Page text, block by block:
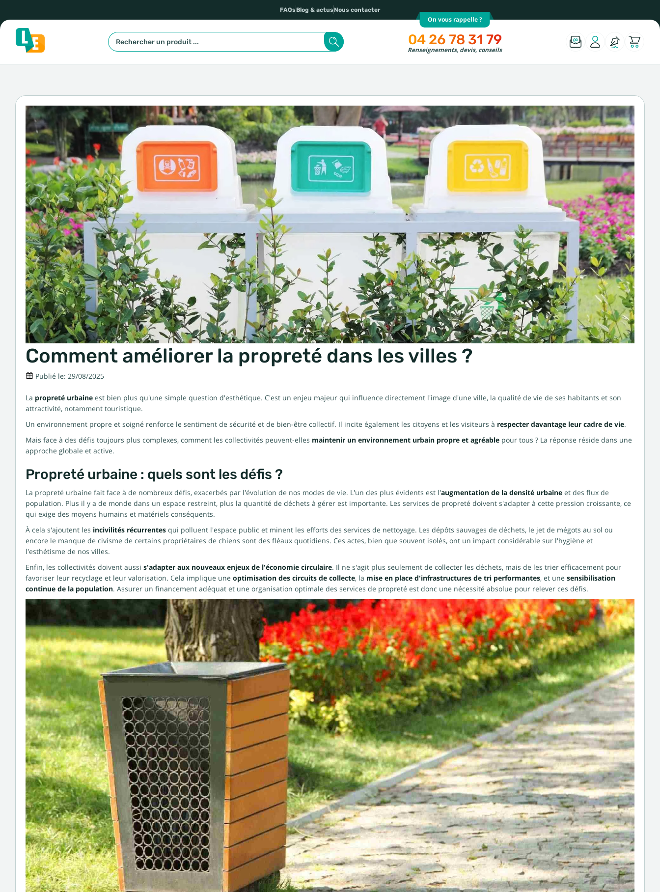
FAQsBlog & actusNous contacter
On vous rappelle ?
04 26 78 31 79
Renseignements, devis, conseils
Comment améliorer la propreté dans les villes ?
Publié le: 29/08/2025
La propreté urbaine est bien plus qu'une simple question d'esthétique. C'est un enjeu majeur qui influence directement l'image d'une ville, la qualité de vie de ses habitants et son
attractivité, notamment touristique.
Un environnement propre et soigné renforce le sentiment de sécurité et de bien-être collectif. Il incite également les citoyens et les visiteurs à respecter davantage leur cadre de vie.
Mais face à des défis toujours plus complexes, comment les collectivités peuvent-elles maintenir un environnement urbain propre et agréable pour tous ? La réponse réside dans une
approche globale et active.
Propreté urbaine : quels sont les défis ?
La propreté urbaine fait face à de nombreux défis, exacerbés par l'évolution de nos modes de vie. L'un des plus évidents est l'augmentation de la densité urbaine et des flux de
population. Plus il y a de monde dans un espace restreint, plus la quantité de déchets à gérer est importante. Les services de propreté doivent s'adapter à cette pression croissante, ce
qui exige des moyens humains et matériels conséquents.
À cela s'ajoutent les incivilités récurrentes qui polluent l'espace public et minent les efforts des services de nettoyage. Les dépôts sauvages de déchets, le jet de mégots au sol ou
encore le manque de civisme de certains propriétaires de chiens sont des fléaux quotidiens. Ces actes, bien que souvent isolés, ont un impact considérable sur l'hygiène et
l'esthétisme de nos villes.
Enfin, les collectivités doivent aussi s'adapter aux nouveaux enjeux de l'économie circulaire. Il ne s'agit plus seulement de collecter les déchets, mais de les trier efficacement pour
favoriser leur recyclage et leur valorisation. Cela implique une optimisation des circuits de collecte, la mise en place d'infrastructures de tri performantes, et une sensibilisation
continue de la population. Assurer un financement adéquat et une organisation optimale des services de propreté est donc une nécessité absolue pour relever ces défis.